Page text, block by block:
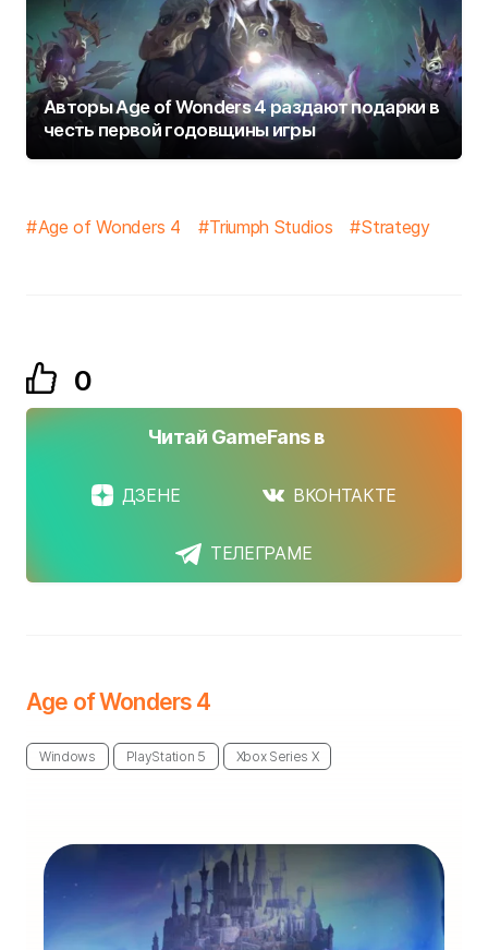
Авторы Age of Wonders 4 раздают подарки в
честь первой годовщины игры
Age of Wonders 4 Triumph Studios Strategy
0
Читай GameFans в
ДЗЕНЕ ВКОНТАКТЕ
ТЕЛЕГРАМЕ
Age of Wonders 4
Windows PlayStation 5 Xbox Series X